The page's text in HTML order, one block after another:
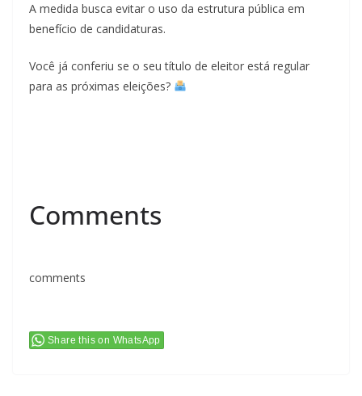
A medida busca evitar o uso da estrutura pública em
benefício de candidaturas.
Você já conferiu se o seu título de eleitor está regular
para as próximas eleições?
Comments
comments
Share this on WhatsApp